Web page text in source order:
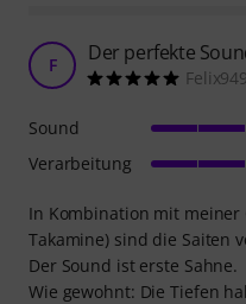
F Der perfekte
In Kombination mit meiner
Takamine) sind die Saiten
Der Sound ist erste Sahne.
Wie gewohnt: Die Tiefen
Sound
Verarbeitung